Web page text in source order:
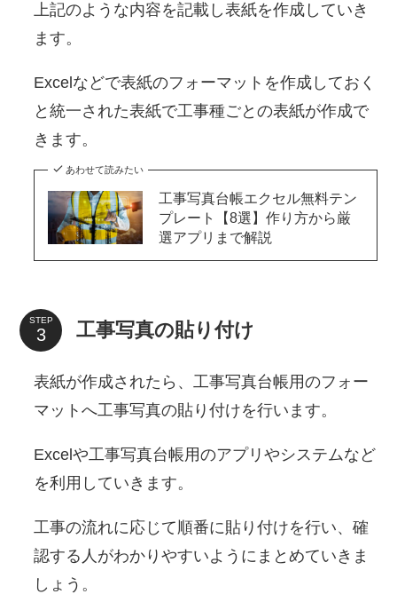
上記のような内容を記載し表紙を作成していき
ます。
Excelなどで表紙のフォーマットを作成しておく
と統一された表紙で工事種ごとの表紙が作成で
きます。
あわせて読みたい
工事写真台帳エクセル無料テン
プレート【8選】作り方から厳
選アプリまで解説
STEP 工事写真の貼り付け
表紙が作成されたら、工事写真台帳用のフォー
マットへ工事写真の貼り付けを行います。
Excelや工事写真台帳用のアプリやシステムなど
を利用していきます。
工事の流れに応じて順番に貼り付けを行い、確
認する人がわかりやすいようにまとめていきま
しょう。